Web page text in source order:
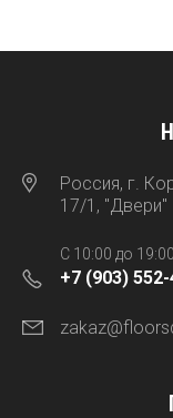
Россия, г.
17/1, "Двери"
C 10:00 до 19:00
+7 (903)